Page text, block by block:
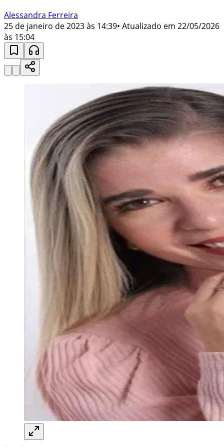
Alessandra Ferreira
25 de janeiro de 2023 às 14:39• Atualizado em 22/05/2026
às 15:04